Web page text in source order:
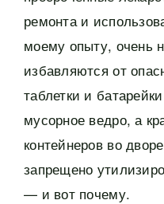
ремонта и
моему опыту, очень
избавляются от
таблетки и
мусорное ведро, а
контейнеров во
запрещено
— и вот почему.